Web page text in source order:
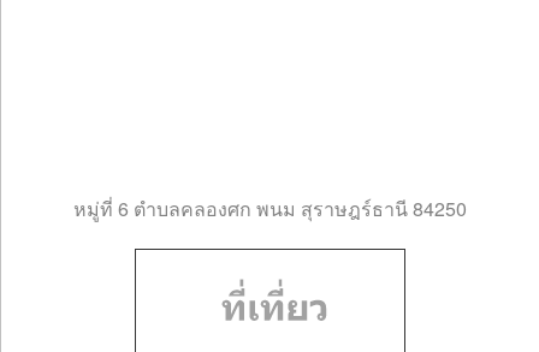
หมู่ที่ 6 ตำบลคลองศก พนม สุราษฎร์ธานี 84250